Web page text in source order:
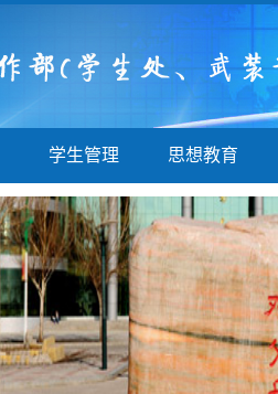
学生管理 思想教育